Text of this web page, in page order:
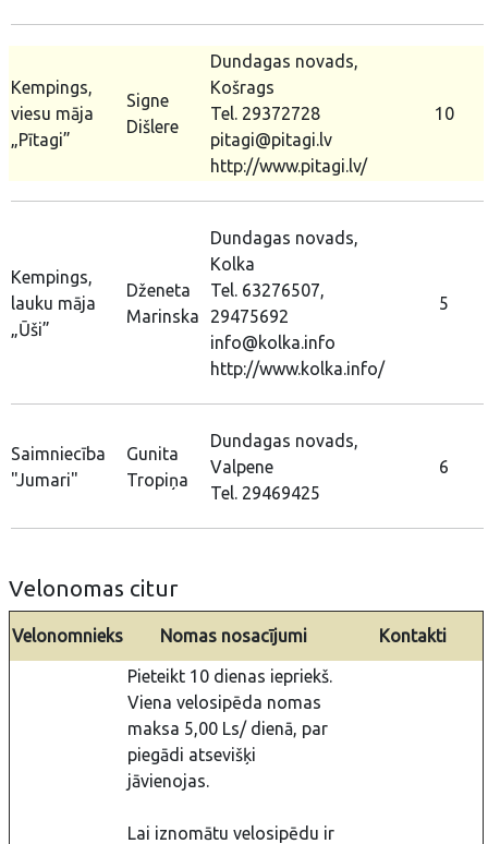
Kempings,
viesu māja
„Pītagi”
Signe
Dišlere
Dundagas novads,
Košrags
Tel. 29372728
pitagi@pitagi.lv
http://www.pitagi.lv/
10
Kempings,
lauku māja
„Ūši”
Dženeta
Marinska
Dundagas novads,
Kolka
Tel. 63276507,
29475692
info@kolka.info
http://www.kolka.info/
5
Saimniecība
"Jumari"
Gunita
Tropiņa
Dundagas novads,
Valpene
Tel. 29469425
6
Velonomas citur
Velonomnieks Nomas nosacījumi Kontakti
Pieteikt 10 dienas iepriekš.
Viena velosipēda nomas
maksa 5,00 Ls/ dienā, par
piegādi atsevišķi
jāvienojas.
Lai iznomātu velosipēdu ir